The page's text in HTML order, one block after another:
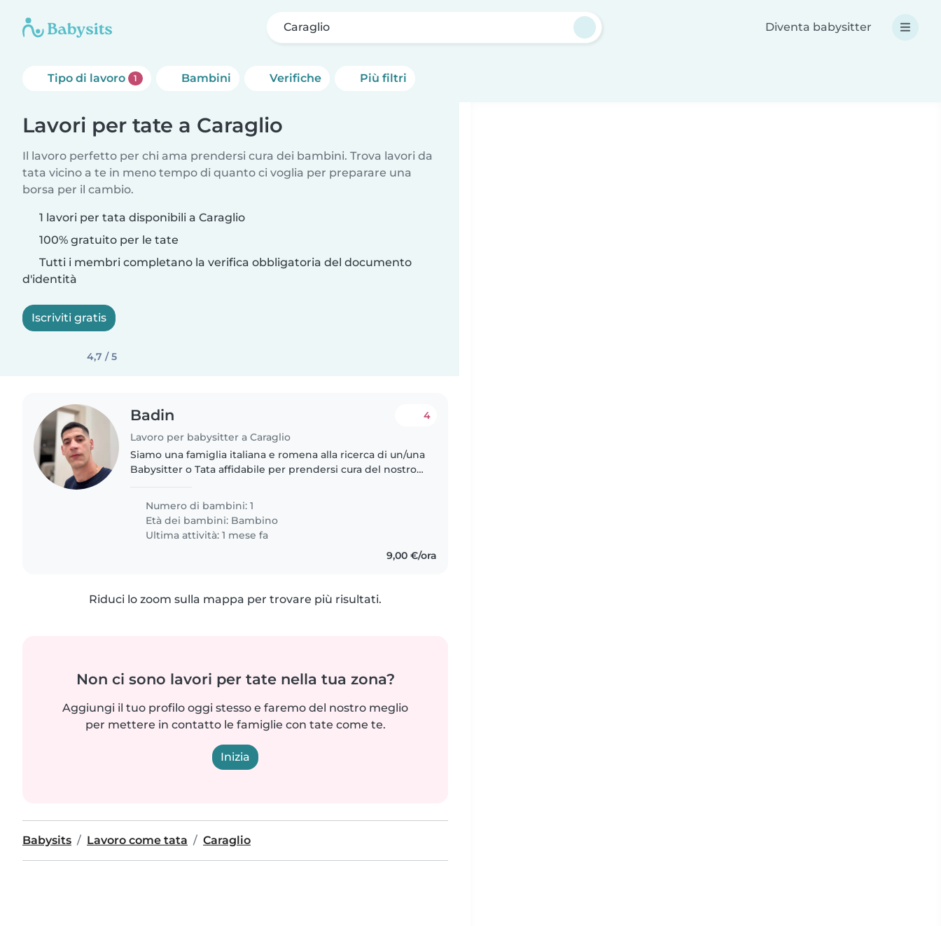
Caraglio Diventa babysitter
Tipo di lavoro 1 Bambini Verifiche Più filtri
Lavori per tate a Caraglio
Il lavoro perfetto per chi ama prendersi cura dei bambini. Trova lavori da
tata vicino a te in meno tempo di quanto ci voglia per preparare una
borsa per il cambio.
1 lavori per tata disponibili a Caraglio
100% gratuito per le tate
Tutti i membri completano la verifica obbligatoria del documento
d'identità
Iscriviti gratis
4,7 / 5
Badin
Lavoro per babysitter a Caraglio
4
Siamo una famiglia italiana e romena alla ricerca di un/una
Babysitter o Tata affidabile per prendersi cura del nostro
Numero di bambini: 1
Età dei bambini: Bambino
Ultima attività: 1 mese fa
9,00 €/ora
Riduci lo zoom sulla mappa per trovare più risultati.
Non ci sono lavori per tate nella tua zona?
Aggiungi il tuo profilo oggi stesso e faremo del nostro meglio
per mettere in contatto le famiglie con tate come te.
Inizia
Babysits Lavoro come tata Caraglio